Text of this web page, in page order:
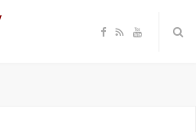
F R Y